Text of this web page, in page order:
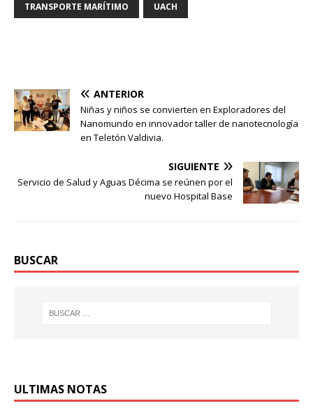
TRANSPORTE MARÍTIMO UACH
ANTERIOR
Niñas y niños se convierten en Exploradores del
Nanomundo en innovador taller de nanotecnología
en Teletón Valdivia.
SIGUIENTE
Servicio de Salud y Aguas Décima se reúnen por el
nuevo Hospital Base
BUSCAR
ULTIMAS NOTAS